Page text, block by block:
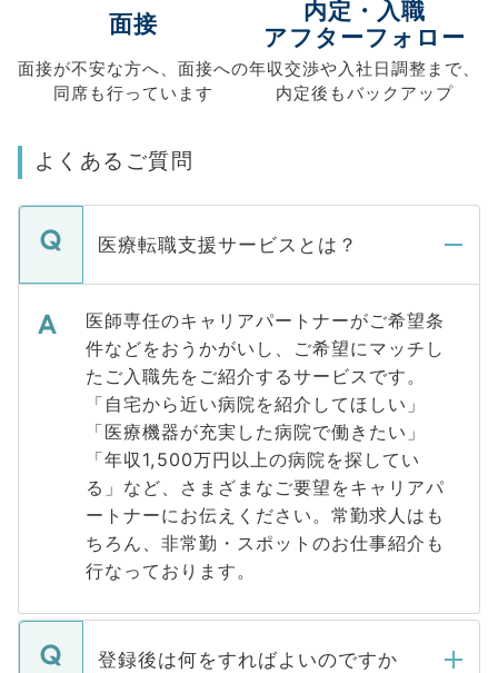
面接
面接が不安な方へ、 面接への
同席も行っています
内定・入職
アフターフォロー
年収交渉や入社日調整まで、
内定後もバックアップ
よくあるご質問
医療転職支援サービスとは？
医師専任のキャリアパートナーがご希望条
件などをおうかがいし、ご希望にマッチし
たご入職先をご紹介するサービスです。
「自宅から近い病院を紹介してほしい」
「医療機器が充実した病院で働きたい」
「年収1,500万円以上の病院を探してい
る」など、さまざまなご要望をキャリアパ
ートナーにお伝えください。常勤求人はも
ちろん、非常勤・スポットのお仕事紹介も
行なっております。
登録後は何をすればよいのですか